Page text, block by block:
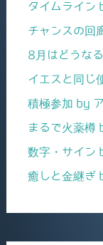
タイムライン
チャンスの回
8月はどうな
イエスと同じ
積極参加 by
まるで火薬樽
数字・サイン
癒しと金継ぎ